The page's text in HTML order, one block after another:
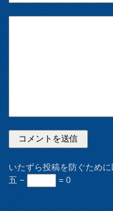
いたずら投稿を防ぐため
五 −
= 0